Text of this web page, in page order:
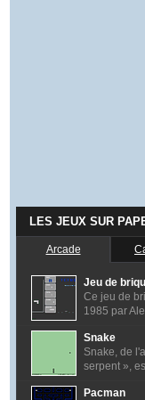
LES JEUX SUR
Arcade
Jeu de
Ce jeu de
1985 par
Snake
Snake, de
serpent »,
Pacman